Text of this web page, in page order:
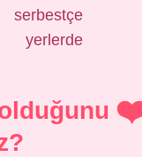
yerlerde